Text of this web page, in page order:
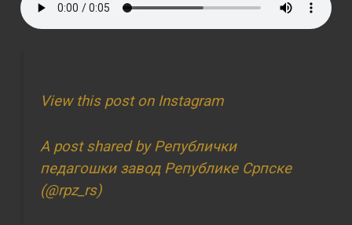
View this post on Instagram
A post shared by Републички
педагошки завод Републике Српске
(@rpz_rs)